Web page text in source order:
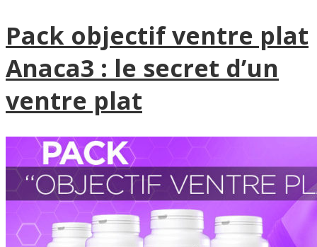
Pack objectif ventre plat
Anaca3 : le secret d’un
ventre plat